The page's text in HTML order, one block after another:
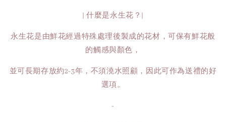
| 什麼是永生花？|
永生花是由鮮花經過特殊處理後製成的花材，可保有鮮花般
的觸感與顏色，
並可長期存放約2-3年，不須澆水照顧，因此可作為送禮的好
選項。
-